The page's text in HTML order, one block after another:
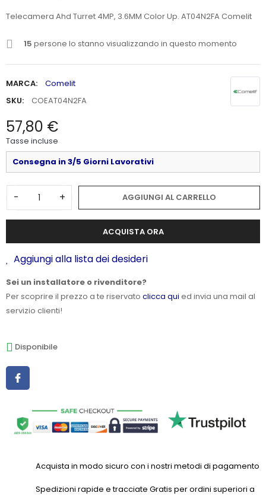
Telecamera Ahd Turret 4MP, 3.6MM Color Up. AT04N2FA Comelit
15 persone lo stanno visualizzando in questo momento
MARCA:
Comelit
SKU:
COEAT04N2FA
57,80 €
Tasse incluse
Consegna in 3/5 Giorni Lavorativi
- + AGGIUNGI AL CARRELLO
ACQUISTA ORA
Aggiungi alla lista dei desideri
Sei un installatore o rivenditore?
Per scoprire il prezzo a te riservato clicca qui ed invia una mail al
servizio clienti!
Disponibile
Acquista in modo sicuro con i nostri metodi di pagamento
Spedizioni rapide e tracciate Gratis per ordini superiori a